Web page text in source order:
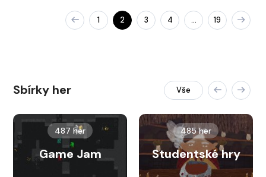
1 2 3 4 … 19
Sbírky her Vše
487 her
Game Jam
485 her
Studentské hry